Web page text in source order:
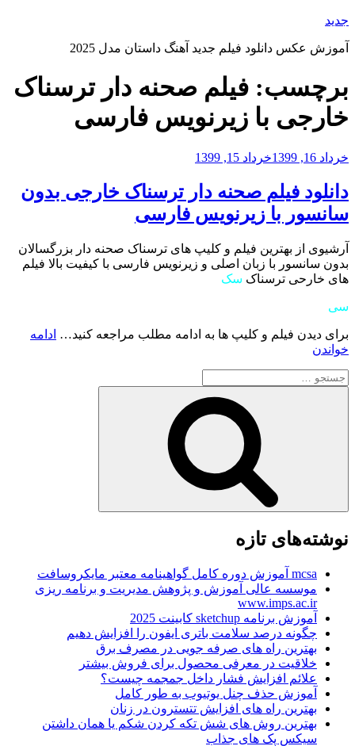
رفتن
محتوا
جدید
آموزش عکس دانلود فیلم جدید آهنگ داستان مدل 2025
برچسب: فیلم صحنه دار ترسناک
خارجی با زیرنویس فارسی
نوشته‌شده
خرداد 16, 1399 خرداد 15, 1399
دانلود فیلم صحنه دار ترسناک خارجی بدون
سانسور با زیرنویس فارسی
آرشیوی از بهترین فیلم و کلیپ های ترسناک صحنه دار بزرگسالان
بدون سانسور با زبان اصلی و زیرنویس فارسی با کیفیت بالا فیلم
های خارحی ترسناک سک
سی
برای دیدن فیلم و کلیپ ها به ادامه مطلب مراجعه کنید… ادامه
خواندن
صحنه
زیرنویس
فارسی”
جستجو
برای
نوشته‌های تازه
mcsa آموزش دوره کامل گواهینامه معتبر مایکروسافت
موسسه عالی آموزش و پژوهش مدیریت و برنامه ریزی
www.imps.ac.ir
آموزش برنامه sketchup کابینت 2025
چگونه درصد سلامت باتری ایفون را افزایش دهیم
بهترین راه های صرفه جویی در مصرف برق
خلاقیت در معرفی محصول برای فروش بیشتر
علائم افزایش فشار داخل جمجمه چیست؟
آموزش حذف چنل یوتیوب به طور کامل
بهترین راه های افزایش تتسترون در زنان
بهترین روش های شش تکه کردن شکم یا همان داشتن
سیکس پک های جذاب